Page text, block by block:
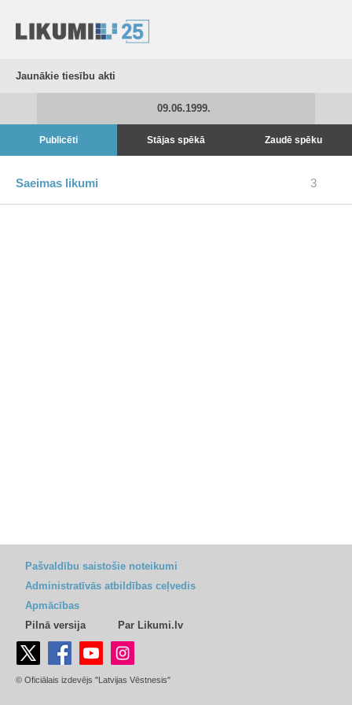
Jaunākie tiesību akti
09.06.1999.
Publicēti Stājas spēkā Zaudē spēku
Saeimas likumi 3
Pašvaldību saistošie noteikumi
Administratīvās atbildības ceļvedis
Apmācības
Pilnā versija
Par Likumi.lv
© Oficiālais izdevējs "Latvijas Vēstnesis"